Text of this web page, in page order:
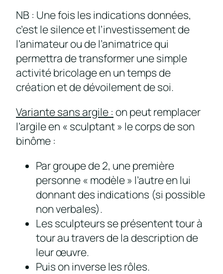
NB : Une fois les indications données,
c’est le silence et l’investissement de
l’animateur ou de l’animatrice qui
permettra de transformer une simple
activité bricolage en un temps de
création et de dévoilement de soi.
Variante sans argile : on peut remplacer
l’argile en « sculptant » le corps de son
binôme :
Par groupe de 2, une première
personne « modèle » l’autre en lui
donnant des indications (si possible
non verbales).
Les sculpteurs se présentent tour à
tour au travers de la description de
leur œuvre.
Puis on inverse les rôles.